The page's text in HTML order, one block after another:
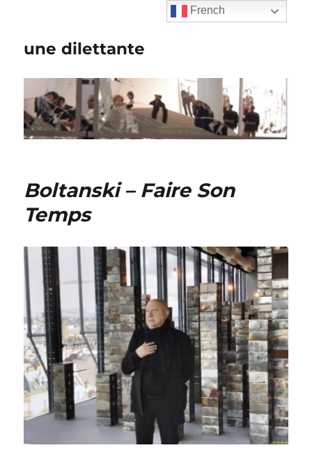
une dilettante
Boltanski – Faire Son
Temps
French